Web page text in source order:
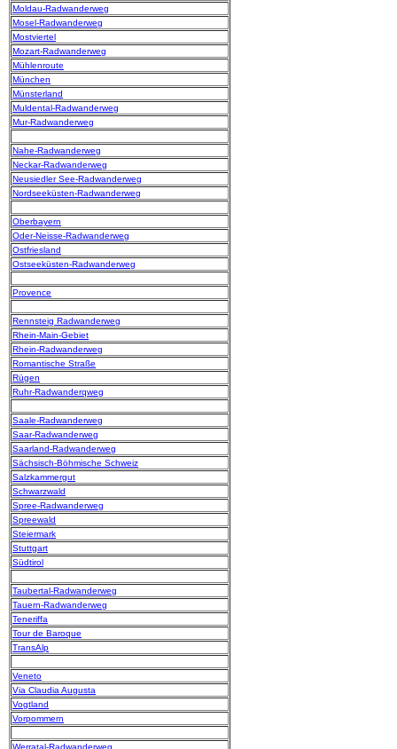
Moldau-Radwanderweg
Mosel-Radwanderweg
Mostviertel
Mozart-Radwanderweg
Mühlenroute
München
Münsterland
Muldental-Radwanderweg
Mur-Radwanderweg
Nahe-Radwanderweg
Neckar-Radwanderweg
Neusiedler See-Radwanderweg
Nordseeküsten-Radwanderweg
Oberbayern
Oder-Neisse-Radwanderweg
Ostfriesland
Ostseeküsten-Radwanderweg
Provence
Rennsteig Radwanderweg
Rhein-Main-Gebiet
Rhein-Radwanderweg
Romantische Straße
Rügen
Ruhr-Radwanderqweg
Saale-Radwanderweg
Saar-Radwanderweg
Saarland-Radwanderweg
Sächsisch-Böhmische Schweiz
Salzkammergut
Schwarzwald
Spree-Radwanderweg
Spreewald
Steiermark
Stuttgart
Südtirol
Taubertal-Radwanderweg
Tauern-Radwanderweg
Teneriffa
Tour de Baroque
TransAlp
Veneto
Via Claudia Augusta
Vogtland
Vorpommern
Werratal-Radwanderweg